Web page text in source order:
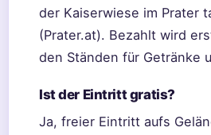
der Kaiserwiese im Prater
(Prater.at). Bezahlt wird
den Ständen für Getränke
Ist der Eintritt gratis?
Ja, freier Eintritt aufs